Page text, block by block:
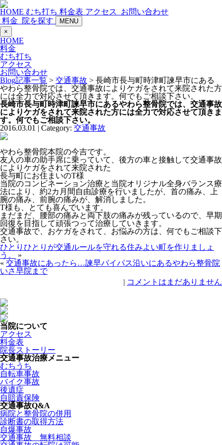
HOME むち打ち 料金表 アクセス
お問い合わせ
料金
院を探す
MENU
×
HOME
料金
むち打ち
アクセス
お問い合わせ
Blog記事一覧 > 交通事故 > 長崎市長与町時津町諫早市にある
やわら整骨院では、交通事故によりケガをされて来院された方
には全力で対応させて頂きます。何でもご相談下さい。
長崎市長与町時津町諫早市にあるやわら整骨院では、交通事故
によりケガをされて来院された方には全力で対応させて頂きま
す。何でもご相談下さい。
2016.03.01 | Category: 交通事故
やわら整骨院本院の今吉です。
友人の車の助手席に乗っていて、後方の車と接触して交通事故
によりケガをされて来院された
長与町にお住まいのT様
当院のコンビネーション治療と当院オリジナル全身バランス療
法により、約2カ月間自由診療を行いましたが、首の痛み、上
腕の痛み、前腕の痛みが、解消しました。
T様も、とても喜んでいます。
まだまだ、腰部の痛みと両下肢の痛みが残っているので、早期
回復を目指して頑張つって治療していきます。
交通事故で、おケガをされて、お悩みの方は、何でもご相談下
さい。
ひとりひとりが交通ルールを守れる住みよい町を作りましょ
う。
»
« 交通事故にあったら…諫早バイパス沿いにあるやわら整骨院
いさ早院まで
| コメントはまだありません
当院について
アクセス
料金表
院長ストーリー
交通事故治療メニュー
むちうち
自転車事故
バイク事故
後遺症
自賠責保険
交通事故Q&A
病院と整骨院の併用
診断書の取得方法
自爆事故
交通事故 無料相談